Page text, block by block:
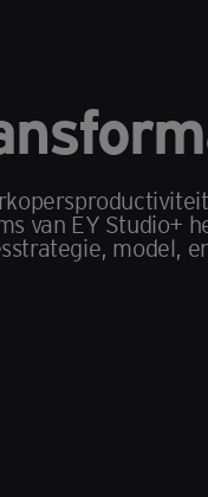
van EY Studio+
model,